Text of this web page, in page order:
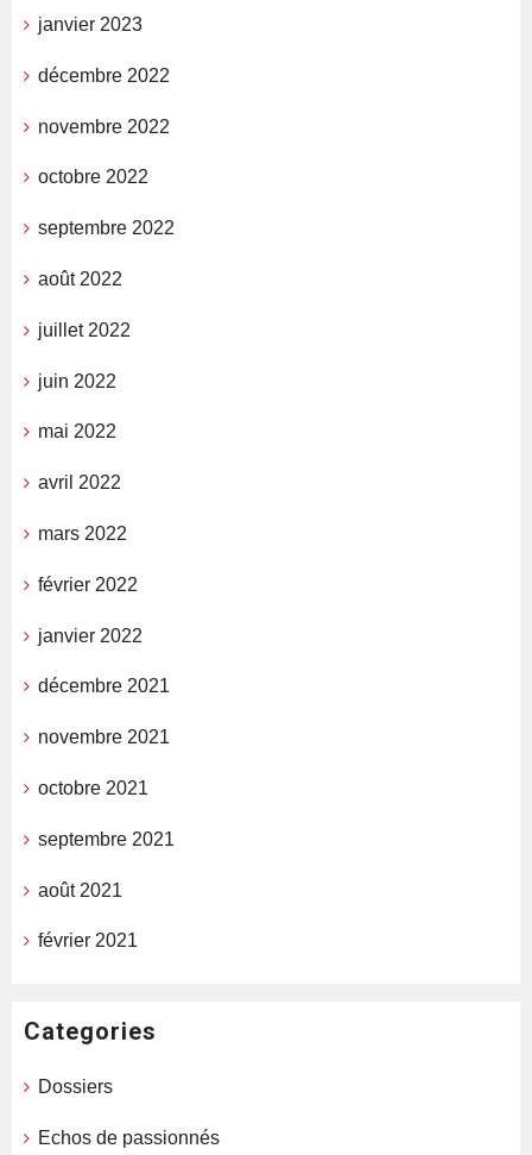
janvier 2023
décembre 2022
novembre 2022
octobre 2022
septembre 2022
août 2022
juillet 2022
juin 2022
mai 2022
avril 2022
mars 2022
février 2022
janvier 2022
décembre 2021
novembre 2021
octobre 2021
septembre 2021
août 2021
février 2021
Categories
Dossiers
Echos de passionnés